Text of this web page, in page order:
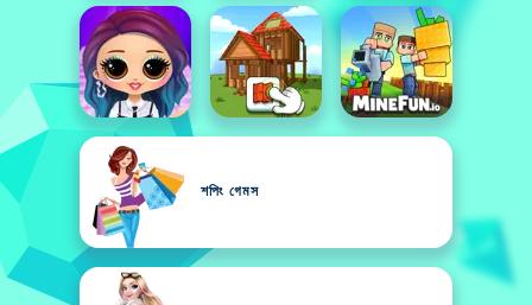
শপিং গেমস